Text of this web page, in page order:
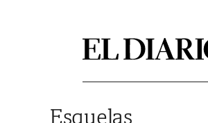
Esquelas